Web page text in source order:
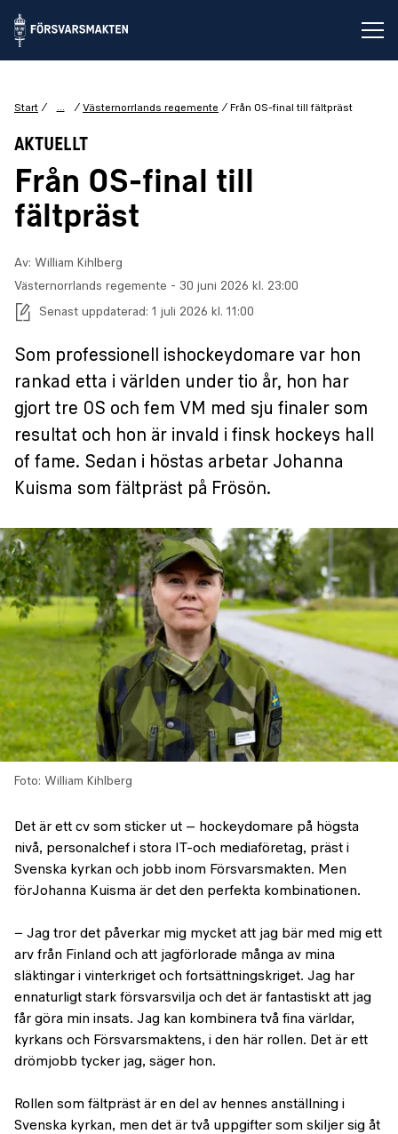
Start ... Västernorrlands regemente Från OS-final till fältpräst
AKTUELLT
Från OS-final till
fältpräst
Av: William Kihlberg
Västernorrlands regemente - Publiceringsdatum:
30 juni 2026 kl. 23:00
Senast uppdaterad: 1 juli 2026 kl. 11:00
Som professionell ishockeydomare var hon
rankad etta i världen under tio år, hon har
gjort tre OS och fem VM med sju finaler som
resultat och hon är invald i finsk hockeys hall
of fame. Sedan i höstas arbetar Johanna
Kuisma som fältpräst på Frösön.
Foto: William Kihlberg
Det är ett cv som sticker ut – hockeydomare på högsta
nivå, personalchef i stora IT-och mediaföretag, präst i
Svenska kyrkan och jobb inom Försvarsmakten. Men
förJohanna Kuisma är det den perfekta kombinationen.
− Jag tror det påverkar mig mycket att jag bär med mig ett
arv från Finland och att jagförlorade många av mina
släktingar i vinterkriget och fortsättningskriget. Jag har
ennaturligt stark försvarsvilja och det är fantastiskt att jag
får göra min insats. Jag kan kombinera två fina världar,
kyrkans och Försvarsmaktens, i den här rollen. Det är ett
drömjobb tycker jag, säger hon.
Rollen som fältpräst är en del av hennes anställning i
Svenska kyrkan, men det är två uppgifter som skiljer sig åt